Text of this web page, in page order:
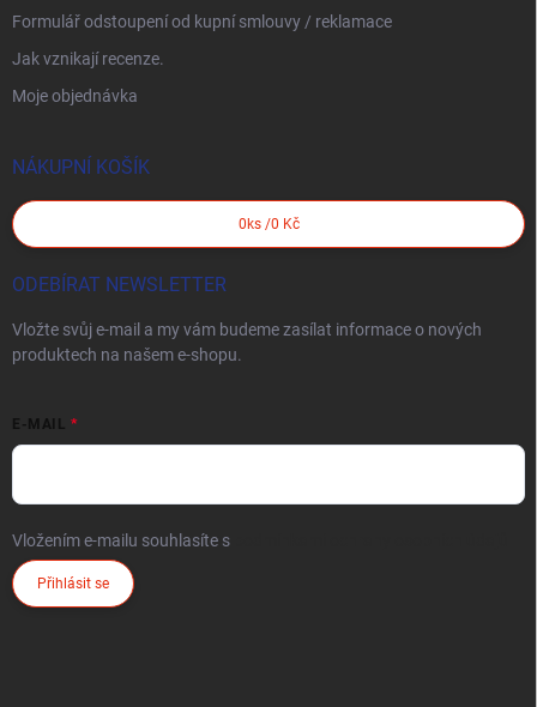
Formulář odstoupení od kupní smlouvy / reklamace
Jak vznikají recenze.
Moje objednávka
NÁKUPNÍ KOŠÍK
0ks /0 Kč
ODEBÍRAT NEWSLETTER
Vložte svůj e-mail a my vám budeme zasílat informace o nových
produktech na našem e-shopu.
E-MAIL
Vložením e-mailu souhlasíte s
Přihlásit se